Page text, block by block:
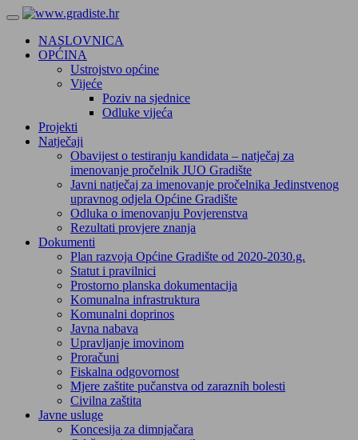
NASLOVNICA
OPĆINA
Ustrojstvo općine
Vijeće
Poziv na sjednice
Odluke vijeća
Projekti
Natječaji
Obavijest o testiranju kandidata – natječaj za
imenovanje pročelnik JUO Gradište
Javni natječaj za imenovanje pročelnika Jedinstvenog
upravnog odjela Općine Gradište
Odluka o imenovanju Povjerenstva
Rezultati provjere znanja
Dokumenti
Plan razvoja Općine Gradište od 2020-2030.g.
Statut i pravilnici
Prostorno planska dokumentacija
Komunalna infrastruktura
Komunalni doprinos
Javna nabava
Upravljanje imovinom
Proračuni
Fiskalna odgovornost
Mjere zaštite pučanstva od zaraznih bolesti
Civilna zaštita
Javne usluge
Koncesija za dimnjačara